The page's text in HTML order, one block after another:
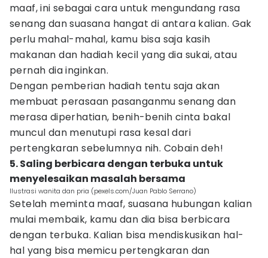
maaf, ini sebagai cara untuk mengundang rasa
senang dan suasana hangat di antara kalian. Gak
perlu mahal-mahal, kamu bisa saja kasih
makanan dan hadiah kecil yang dia sukai, atau
pernah dia inginkan.
Dengan pemberian hadiah tentu saja akan
membuat perasaan pasanganmu senang dan
merasa diperhatian, benih-benih cinta bakal
muncul dan menutupi rasa kesal dari
pertengkaran sebelumnya nih. Cobain deh!
5. Saling berbicara dengan terbuka untuk
menyelesaikan masalah bersama
Ilustrasi wanita dan pria (pexels.com/Juan Pablo Serrano)
Setelah meminta maaf, suasana hubungan kalian
mulai membaik, kamu dan dia bisa berbicara
dengan terbuka. Kalian bisa mendiskusikan hal-
hal yang bisa memicu pertengkaran dan